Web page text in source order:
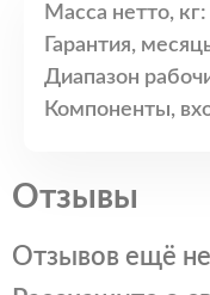
Масса нетто, кг:
Гарантия,
Диапазон
Компоненты,
Отзывы
Отзывов ещё